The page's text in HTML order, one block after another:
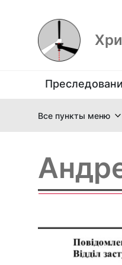
Все пункты меню